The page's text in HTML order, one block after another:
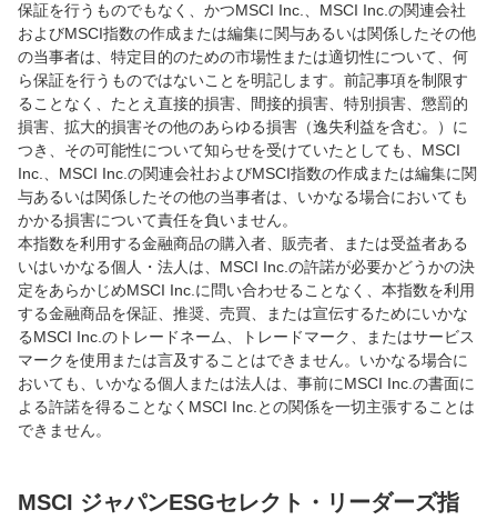
保証を行うものでもなく、かつMSCI Inc.、MSCI Inc.の関連会社
およびMSCI指数の作成または編集に関与あるいは関係したその他
の当事者は、特定目的のための市場性または適切性について、何
ら保証を行うものではないことを明記します。前記事項を制限す
ることなく、たとえ直接的損害、間接的損害、特別損害、懲罰的
損害、拡大的損害その他のあらゆる損害（逸失利益を含む。）に
つき、その可能性について知らせを受けていたとしても、MSCI
Inc.、MSCI Inc.の関連会社およびMSCI指数の作成または編集に関
与あるいは関係したその他の当事者は、いかなる場合においても
かかる損害について責任を負いません。
本指数を利用する金融商品の購入者、販売者、または受益者ある
いはいかなる個人・法人は、MSCI Inc.の許諾が必要かどうかの決
定をあらかじめMSCI Inc.に問い合わせることなく、本指数を利用
する金融商品を保証、推奨、売買、または宣伝するためにいかな
るMSCI Inc.のトレードネーム、トレードマーク、またはサービス
マークを使用または言及することはできません。いかなる場合に
おいても、いかなる個人または法人は、事前にMSCI Inc.の書面に
よる許諾を得ることなくMSCI Inc.との関係を一切主張することは
できません。
MSCI ジャパンESGセレクト・リーダーズ指